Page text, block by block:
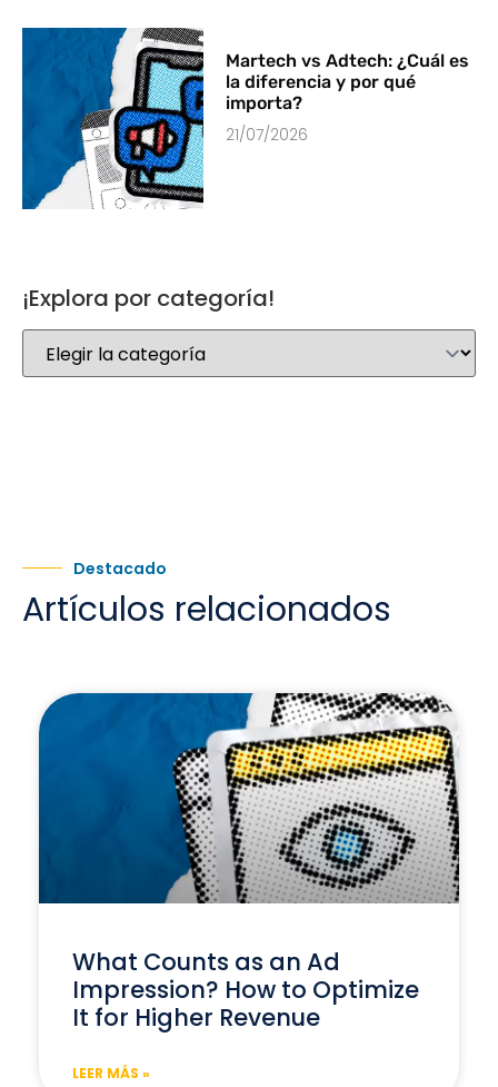
Martech vs Adtech: ¿Cuál es
la diferencia y por qué
importa?
21/07/2026
¡Explora por categoría!
Destacado
Artículos relacionados
What Counts as an Ad
Impression? How to Optimize
It for Higher Revenue
LEER MÁS »